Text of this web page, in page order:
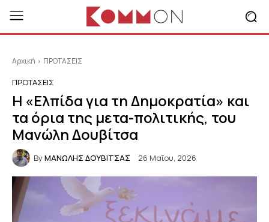
Αρχική ΠΡΟΤΑΣΕΙΣ
ΠΡΟΤΑΣΕΙΣ
Η «Ελπίδα για τη Δημοκρατία» και
τα όρια της μετα-πολιτικής, του
Μανώλη Δουβίτσα
ByΜΑΝΩΛΗΣ ΔΟΥΒΙΤΣΑΣ 26 Μαΐου, 2026